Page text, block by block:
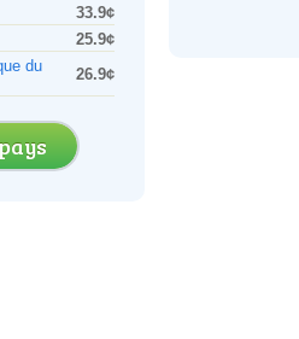
33.9¢
25.9¢
du
26.9¢